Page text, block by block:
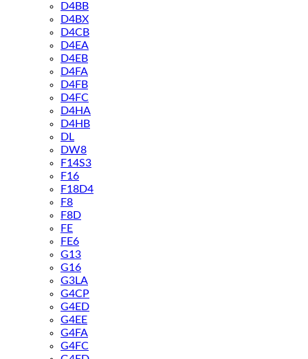
D4BB
D4BX
D4CB
D4EA
D4EB
D4FA
D4FB
D4FC
D4HA
D4HB
DL
DW8
F14S3
F16
F18D4
F8
F8D
FE
FE6
G13
G16
G3LA
G4CP
G4ED
G4EE
G4FA
G4FC